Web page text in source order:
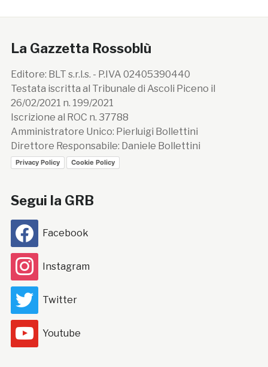
La Gazzetta Rossoblù
Editore: BLT s.r.l.s. - P.IVA 02405390440
Testata iscritta al Tribunale di Ascoli Piceno il
26/02/2021 n. 199/2021
Iscrizione al ROC n. 37788
Amministratore Unico: Pierluigi Bollettini
Direttore Responsabile: Daniele Bollettini
Privacy Policy Cookie Policy
Segui la GRB
Facebook
Instagram
Twitter
Youtube